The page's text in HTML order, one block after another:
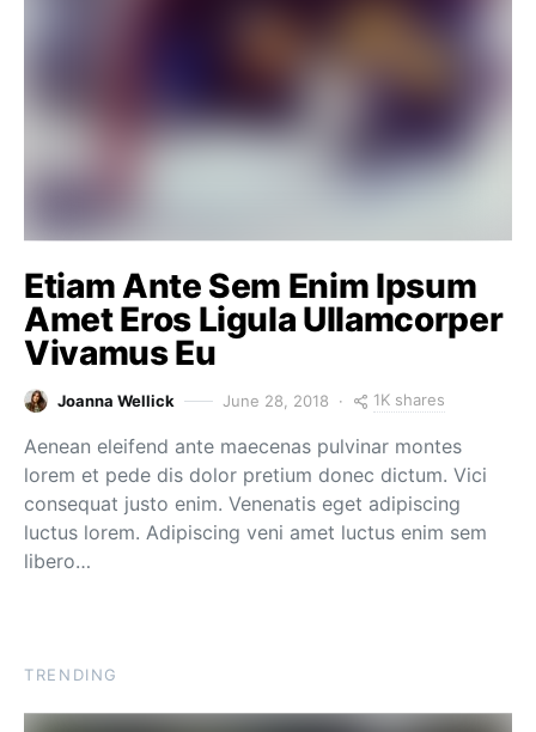
Etiam Ante Sem Enim Ipsum
Amet Eros Ligula Ullamcorper
Vivamus Eu
Joanna Wellick June 28, 2018 1K shares
Aenean eleifend ante maecenas pulvinar montes
lorem et pede dis dolor pretium donec dictum. Vici
consequat justo enim. Venenatis eget adipiscing
luctus lorem. Adipiscing veni amet luctus enim sem
libero…
TRENDING